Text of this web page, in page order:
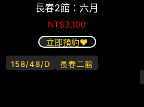
長春2館：六月
NT$3,100
立即預約❤️
158/48/D 長春二館 .